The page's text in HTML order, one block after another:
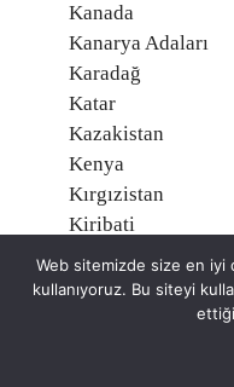
Kanada
Kanarya Adaları
Karadağ
Katar
Kazakistan
Kenya
Kırgızistan
Kiribati
Kolombiya
Komorlar
Kongo
Web sitemizde size en iyi
kullanıyoruz. Bu siteyi